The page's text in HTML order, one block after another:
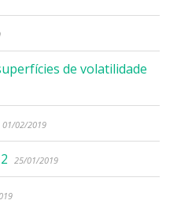
de volatilidade
01/02/2019
25/01/2019